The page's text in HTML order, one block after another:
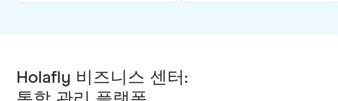
Holafly 비즈니스 센터: